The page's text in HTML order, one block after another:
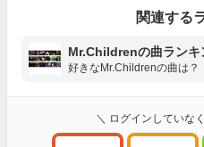
関連する
Mr.Childrenの曲ランキ
好きなMr.Childrenの曲は？
＼ ログインしていな